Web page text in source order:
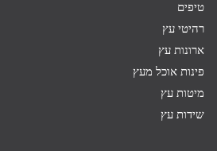
טיפים
רהיטי עץ
ארונות עץ
פינות אוכל מעץ
מיטות עץ
שידות עץ